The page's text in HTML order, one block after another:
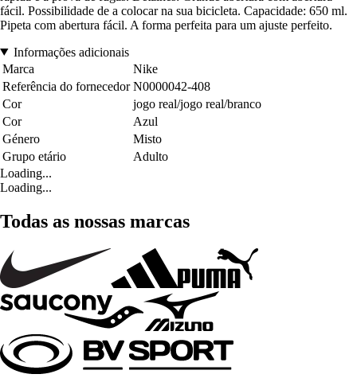
fácil. Possibilidade de a colocar na sua bicicleta. Capacidade: 650 ml.
Pipeta com abertura fácil. A forma perfeita para um ajuste perfeito.
Informações adicionais
Marca
Nike
Referência do fornecedor N0000042-408
Cor
jogo real/jogo real/branco
Cor
Azul
Género
Misto
Grupo etário
Adulto
Loading...
Loading...
Todas as nossas marcas